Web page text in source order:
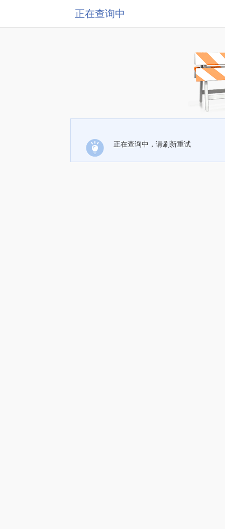
正在查询中
正在查询中，请刷新重试